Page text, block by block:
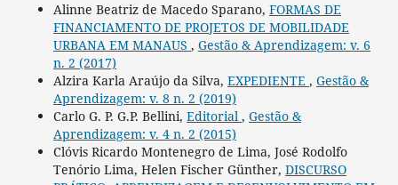
Alinne Beatriz de Macedo Sparano, FORMAS DE
FINANCIAMENTO DE PROJETOS DE MOBILIDADE
URBANA EM MANAUS , Gestão & Aprendizagem: v. 6
n. 2 (2017)
Alzira Karla Araújo da Silva, EXPEDIENTE , Gestão &
Aprendizagem: v. 8 n. 2 (2019)
Carlo G. P. G.P. Bellini, Editorial , Gestão &
Aprendizagem: v. 4 n. 2 (2015)
Clóvis Ricardo Montenegro de Lima, José Rodolfo
Tenório Lima, Helen Fischer Günther, DISCURSO